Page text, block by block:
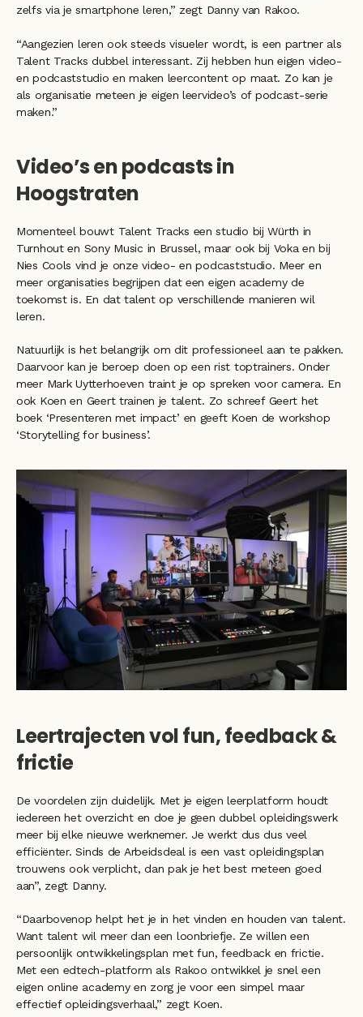
zelfs via je smartphone leren,” zegt Danny van Rakoo.
“Aangezien leren ook steeds visueler wordt, is een partner als
Talent Tracks dubbel interessant. Zij hebben hun eigen video-
en podcaststudio en maken leercontent op maat. Zo kan je
als organisatie meteen je eigen leervideo’s of podcast-serie
maken.”
Video’s en podcasts in
Hoogstraten
Momenteel bouwt Talent Tracks een studio bij Würth in
Turnhout en Sony Music in Brussel, maar ook bij Voka en bij
Nies Cools vind je onze video- en podcaststudio. Meer en
meer organisaties begrijpen dat een eigen academy de
toekomst is. En dat talent op verschillende manieren wil
leren.
Natuurlijk is het belangrijk om dit professioneel aan te pakken.
Daarvoor kan je beroep doen op een rist toptrainers. Onder
meer Mark Uytterhoeven traint je op spreken voor camera. En
ook Koen en Geert trainen je talent. Zo schreef Geert het
boek ‘Presenteren met impact’ en geeft Koen de workshop
‘Storytelling for business’.
Leertrajecten vol fun, feedback &
frictie
De voordelen zijn duidelijk. Met je eigen leerplatform houdt
iedereen het overzicht en doe je geen dubbel opleidingswerk
meer bij elke nieuwe werknemer. Je werkt dus dus veel
efficiënter. Sinds de Arbeidsdeal is een vast opleidingsplan
trouwens ook verplicht, dan pak je het best meteen goed
aan”, zegt Danny.
“Daarbovenop helpt het je in het vinden en houden van talent.
Want talent wil meer dan een loonbriefje. Ze willen een
persoonlijk ontwikkelingsplan met fun, feedback en frictie.
Met een edtech-platform als Rakoo ontwikkel je snel een
eigen online academy en zorg je voor een simpel maar
effectief opleidingsverhaal,” zegt Koen.